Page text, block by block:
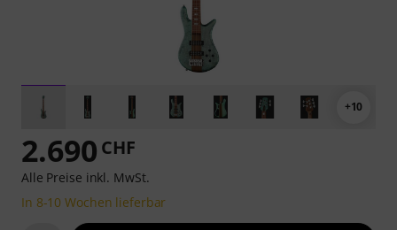
+10
2.690 CHF
Alle Preise inkl. MwSt.
In 8-10 Wochen lieferbar